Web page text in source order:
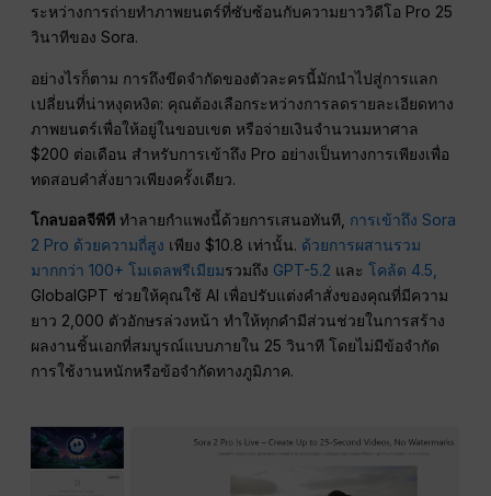
ระหว่างการถ่ายทำภาพยนตร์ที่ซับซ้อนกับความยาววิดีโอ Pro 25
วินาทีของ Sora.
อย่างไรก็ตาม การถึงขีดจำกัดของตัวละครนี้มักนำไปสู่การแลก
เปลี่ยนที่น่าหงุดหงิด: คุณต้องเลือกระหว่างการลดรายละเอียดทาง
ภาพยนตร์เพื่อให้อยู่ในขอบเขต หรือจ่ายเงินจำนวนมหาศาล
$200 ต่อเดือน สำหรับการเข้าถึง Pro อย่างเป็นทางการเพียงเพื่อ
ทดสอบคำสั่งยาวเพียงครั้งเดียว.
โกลบอลจีพีที ทำลายกำแพงนี้ด้วยการเสนอทันที, การเข้าถึง Sora
2 Pro ด้วยความถี่สูง เพียง $10.8 เท่านั้น. ด้วยการผสานรวม
มากกว่า 100+ โมเดลพรีเมียมรวมถึง GPT-5.2 และโคล้ด 4.5,
GlobalGPT ช่วยให้คุณใช้ AI เพื่อปรับแต่งคำสั่งของคุณที่มีความ
ยาว 2,000 ตัวอักษรล่วงหน้า ทำให้ทุกคำมีส่วนช่วยในการสร้าง
ผลงานชิ้นเอกที่สมบูรณ์แบบภายใน 25 วินาที โดยไม่มีข้อจำกัด
การใช้งานหนักหรือข้อจำกัดทางภูมิภาค.